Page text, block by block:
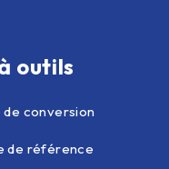
outils
de conversion
de référence